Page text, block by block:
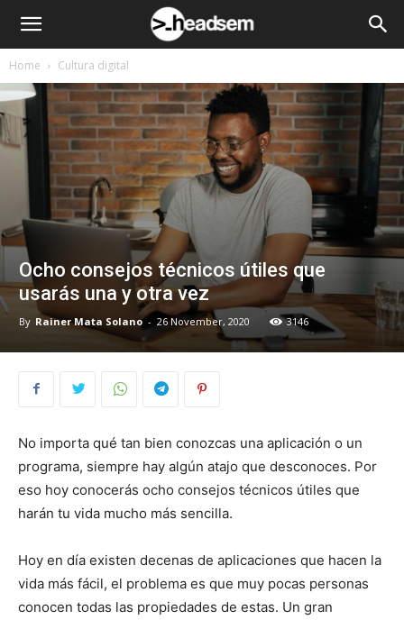
Home Cultura digital
Ocho consejos técnicos útiles que
usarás una y otra vez
By Rainer Mata Solano - 26 November, 2020 3146
No importa qué tan bien conozcas una aplicación o un
programa, siempre hay algún atajo que desconoces. Por
eso hoy conocerás ocho consejos técnicos útiles que
harán tu vida mucho más sencilla.
Hoy en día existen decenas de aplicaciones que hacen la
vida más fácil, el problema es que muy pocas personas
conocen todas las propiedades de estas. Un gran